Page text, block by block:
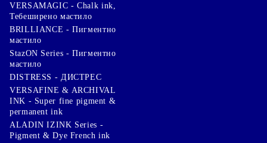
VERSAMAGIC - Chalk ink,
Тебеширено мастило
BRILLIANCE - Пигментно
мастило
StazON Series - Пигментно
мастило
DISTRESS - ДИСТРЕС
VERSAFINE & ARCHIVAL
INK - Super fine pigment &
permanent ink
ALADIN IZINK Series -
Pigment & Dye French ink